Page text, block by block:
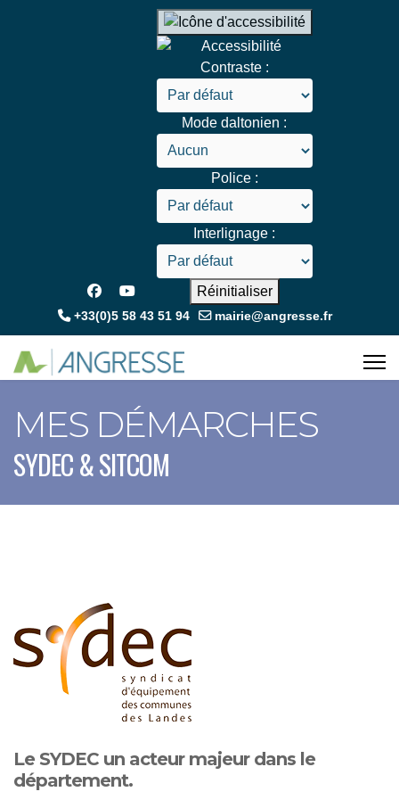
Contraste :
Mode daltonien :
Police :
Interlignage :
Réinitialiser
+33(0)5 58 43 51 94 mairie@angresse.fr
MES DÉMARCHES
SYDEC & SITCOM
Le SYDEC un acteur majeur dans le
département.